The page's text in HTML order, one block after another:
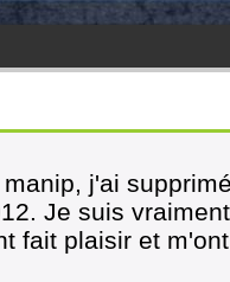
j'ai
Je suis
fait plaisir et